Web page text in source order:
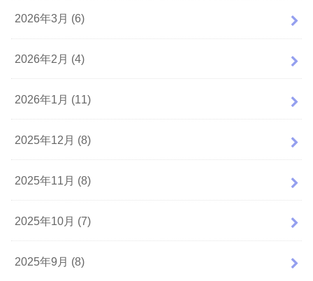
2026年3月 (6)
2026年2月 (4)
2026年1月 (11)
2025年12月 (8)
2025年11月 (8)
2025年10月 (7)
2025年9月 (8)